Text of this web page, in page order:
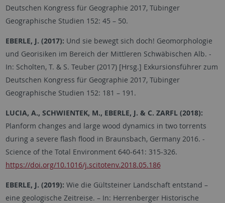
Deutschen Kongress für Geographie 2017, Tübinger
Geographische Studien 152: 45 –50.
EBERLE, J. (2017): Und sie bewegt sich doch! Geomorphologie
und Georisiken im Bereich der Mittleren Schwäbischen Alb. -
In: Scholten, T. & S. Teuber (2017) [Hrsg.] Exkursionsführer zum
Deutschen Kongress für Geographie 2017, Tübinger
Geographische Studien 152: 181 –191.
LUCIA, A., SCHWIENTEK, M., EBERLE, J. & C. ZARFL (2018):
Planform changes and large wood dynamics in two torrents
during a severe flash flood in Braunsbach, Germany 2016. -
Science of the Total Environment 640-641: 315-326.
https://doi.org/10.1016/j.scitotenv.2018.05.186
EBERLE, J. (2019): Wie die Gültsteiner Landschaft entstand –
eine geologische Zeitreise. – In: Herrenberger Historische